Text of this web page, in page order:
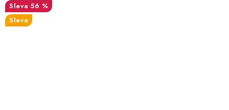
56 %
Sleva